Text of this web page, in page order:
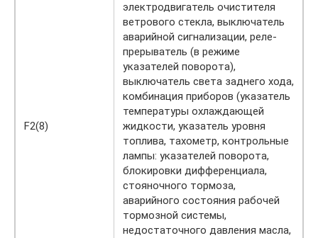
F2(8)
электродвигатель очистителя
ветрового стекла, выключатель
аварийной сигнализации, реле-
прерыватель (в режиме
указателей поворота),
выключатель света заднего хода,
комбинация приборов (указатель
температуры охлаждающей
жидкости, указатель уровня
топлива, тахометр, контрольные
лампы: указателей поворота,
блокировки дифференциала,
стояночного тормоза,
аварийного состояния рабочей
тормозной системы,
недостаточного давления масла,